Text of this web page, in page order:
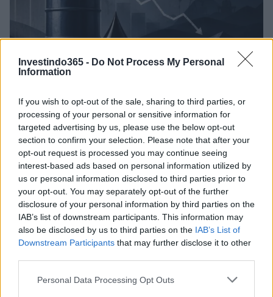
Investindo365 - Do Not Process My Personal
Information
If you wish to opt-out of the sale, sharing to third parties, or
processing of your personal or sensitive information for
targeted advertising by us, please use the below opt-out
section to confirm your selection. Please note that after your
opt-out request is processed you may continue seeing
interest-based ads based on personal information utilized by
us or personal information disclosed to third parties prior to
your opt-out. You may separately opt-out of the further
disclosure of your personal information by third parties on the
IAB’s list of downstream participants. This information may
also be disclosed by us to third parties on the IAB’s List of
Downstream Participants that may further disclose it to other
Please note that this website/app uses one or more Google
Personal Data Processing Opt Outs
Petróleo Brent cai 8.3% e arrasta commodities em agosto de
2026
Rafael Oliveira · 6 ago 2026
NÃO CLASSIFICADO